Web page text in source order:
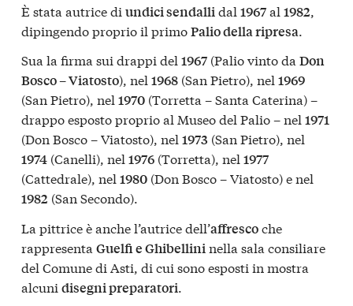
È stata autrice di undici sendalli dal 1967al 1982
dipingendo proprio il primoPalio della ripresa
Sua la firma sui drappi del 1967 (Palio vinto da Don
Bosco – Viatosto), nel 1968 (San Pietro), nel 1969
(San Pietro), nel 1970 (Torretta – Santa Caterina) –
drappo esposto proprio al Museo del Palio – nel 1971
(Don Bosco – Viatosto), nel 1973 (San Pietro), nel
1974 (Canelli), nel 1976 (Torretta), nel 1977
(Cattedrale), nel 1980 (Don Bosco – Viatosto) e nel
1982 (San Secondo).
La pittrice è anche l’autrice dell’affrescoche
rappresenta Guelfi e Ghibellininella sala consiliare
del Comune di Asti, di cui sono esposti in mostra
alcuni disegni preparatori.